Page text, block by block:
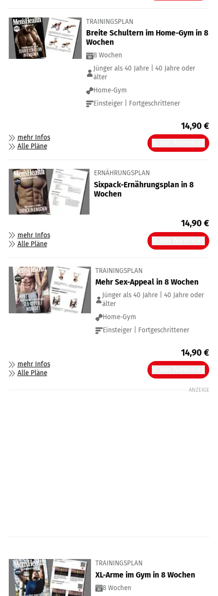
TRAININGSPLAN
Breite Schultern im Home-Gym in 8
Wochen
8 Wochen
Jünger als 40 Jahre | 40 Jahre oder
älter
Home-Gym
Einsteiger | Fortgeschrittener
mehr Infos
Alle Pläne
14,90 €
ERNÄHRUNGSPLAN
Sixpack-Ernährungsplan in 8
Wochen
mehr Infos
Alle Pläne
14,90 €
TRAININGSPLAN
Mehr Sex-Appeal in 8 Wochen
Jünger als 40 Jahre | 40 Jahre oder
älter
Home-Gym
Einsteiger | Fortgeschrittener
mehr Infos
Alle Pläne
14,90 €
ANZEIGE
TRAININGSPLAN
XL-Arme im Gym in 8 Wochen
8 Wochen